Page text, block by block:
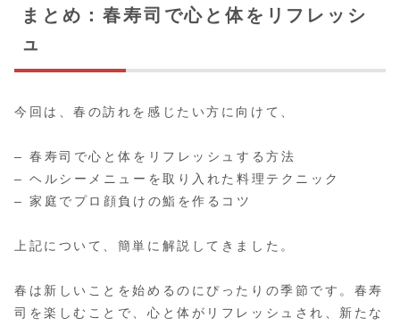
まとめ：春寿司で心と体をリフレッシ
ュ
今回は、春の訪れを感じたい方に向けて、
– 春寿司で心と体をリフレッシュする方法
– ヘルシーメニューを取り入れた料理テクニック
– 家庭でプロ顔負けの鮨を作るコツ
上記について、簡単に解説してきました。
春は新しいことを始めるのにぴったりの季節です。春寿
司を楽しむことで、心と体がリフレッシュされ、新たな